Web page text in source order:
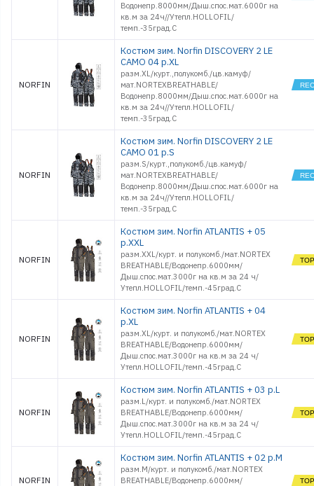
Водонепр.8000мм/Дыш.спос.мат.6000г на
кв.м за 24ч//Утепл.HOLLOFIL/
темп.-35град.С
NORFIN
Костюм зим. Norfin DISCOVERY 2 LE
CAMO 04 р.XL
разм.XL/курт.,полукомб./цв.камуф/
мат.NORTEXBREATHABLE/
Водонепр.8000мм/Дыш.спос.мат.6000г на
кв.м за 24ч//Утепл.HOLLOFIL/
темп.-35град.С
NORFIN
Костюм зим. Norfin DISCOVERY 2 LE
CAMO 01 р.S
разм.S/курт.,полукомб./цв.камуф/
мат.NORTEXBREATHABLE/
Водонепр.8000мм/Дыш.спос.мат.6000г на
кв.м за 24ч//Утепл.HOLLOFIL/
темп.-35град.С
NORFIN
Костюм зим. Norfin ATLANTIS + 05
р.XXL
разм.XХL/курт. и полукомб./мат.NORTEX
BREATHABLE/Водонепр.6000мм/
Дыш.спос.мат.3000г на кв.м за 24 ч/
Утепл.HOLLOFIL/темп.-45град.С
NORFIN
Костюм зим. Norfin ATLANTIS + 04
р.XL
разм.ХL/курт. и полукомб./мат.NORTEX
BREATHABLE/Водонепр.6000мм/
Дыш.спос.мат.3000г на кв.м за 24 ч/
Утепл.HOLLOFIL/темп.-45град.С
NORFIN
Костюм зим. Norfin ATLANTIS + 03 р.L
разм.L/курт. и полукомб./мат.NORTEX
BREATHABLE/Водонепр.6000мм/
Дыш.спос.мат.3000г на кв.м за 24 ч/
Утепл.HOLLOFIL/темп.-45град.С
NORFIN
Костюм зим. Norfin ATLANTIS + 02 р.M
разм.M/курт. и полукомб./мат.NORTEX
BREATHABLE/Водонепр.6000мм/